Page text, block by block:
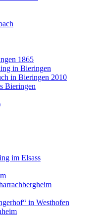
1865
in Bieringen
in Bieringen 2010
Bieringen
im Elsass
in Westhofen